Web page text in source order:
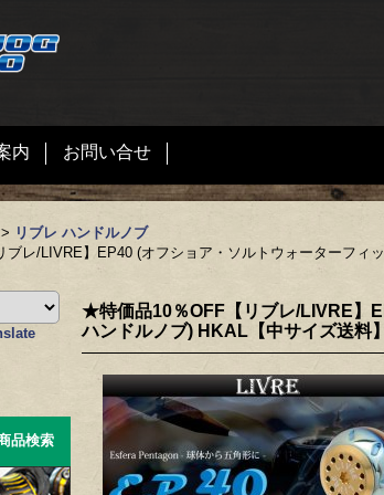
内 お問い合せ
> リブレ ハンドルノブ
レ/LIVRE】EP40 (オフショア・ソルトウォーターフィ
品検索
★特価品10％OFF【リブレ/LIVRE】
ハンドルノブ) HKAL【中サイズ送料】